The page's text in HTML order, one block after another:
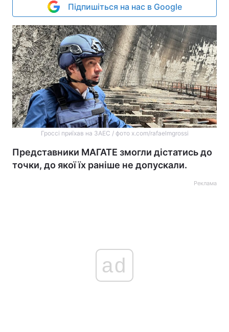
Підпишіться на нас в Google
Гроссі приїхав на ЗАЕС / фото x.com/rafaelmgrossi
Представники МАГАТЕ змогли дістатись до
точки, до якої їх раніше не допускали.
Реклама
ad